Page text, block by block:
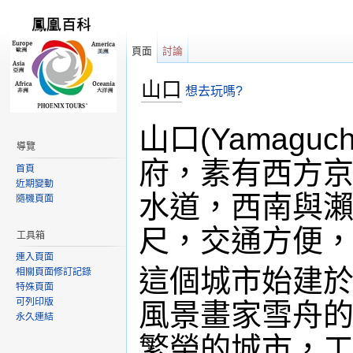
山口 想去玩嗎?
山口
府，素有西方
水道，西南與
尺，交通方便
這個城市始建
風景畫家雪舟
頁面 討論
導覽
首頁
近期變動
隨機頁面
工具箱
連入頁面
相關頁面修訂記錄
特殊頁面
可列印版
永久連結